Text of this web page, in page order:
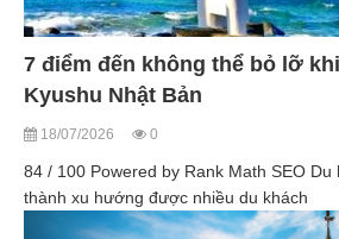
7 điểm đến không thể bỏ lỡ
Kyushu Nhật Bản
18/07/2026 0
84 / 100 Powered by Rank Math SEO
thành xu hướng được nhiều du khách